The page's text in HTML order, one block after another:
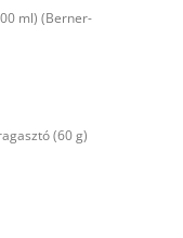
ml) (Berner-
(60 g)